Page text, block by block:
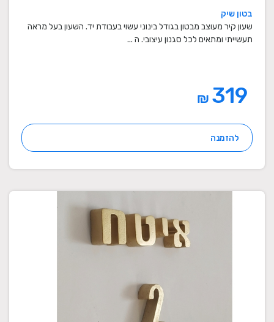
מעוצב, שעון מיוחד, שעון תעשייתי, שעון לסלון,
שעון קיר
בטון שיק
שעון קיר מעוצב מבטון בגודל בינוני עשוי בעבודת יד. השעון בעל מראה
תעשייתי ומתאים לכל סגנון עיצובי. ה ...
₪
להזמנה